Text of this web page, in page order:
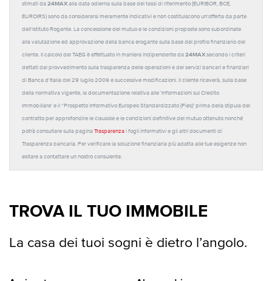
stimati da 24MAX alla data odierna sulla base dei tassi di riferimento (EURIBOR, BCE,
EUROIRS) sono da considerarsi meramente indicativi e non costituiscono un'offerta da parte
dell'Istituto Rogante. La concessione del mutuo e le condizioni proposte sono subordinate
alla valutazione ed approvazione della banca erogante sulla base del profilo finanziario del
cliente. Il calcolo del TAEG è effettuato in maniera indipendente da 24MAX secondo i criteri
dettati dal provvedimento sulla trasparenza delle operazioni e dei servizi bancari e finanziari
di Banca d'Italia del 29 luglio 2009 e successive modificazioni. Il cliente riceverà, sulla base
della normativa vigente, la documentazione relativa alle 'Informazioni sul Credito
Immobiliare' e il “Prospetto Informativo Europeo Standardizzato (Pies)' prima della stipula del
contratto per approfondire le clausole e le condizioni definitive del mutuo ottenuto nonché
potrà consultare sulla pagina Trasparenza i fogli informativi e gli altri documenti di
Trasparenza bancaria. Per verificare la soluzione finanziaria più adatta alle tue esigenze non
esitare a contattare un nostro consulente.
TROVA IL TUO IMMOBILE
La casa dei tuoi sogni è dietro l’angolo.